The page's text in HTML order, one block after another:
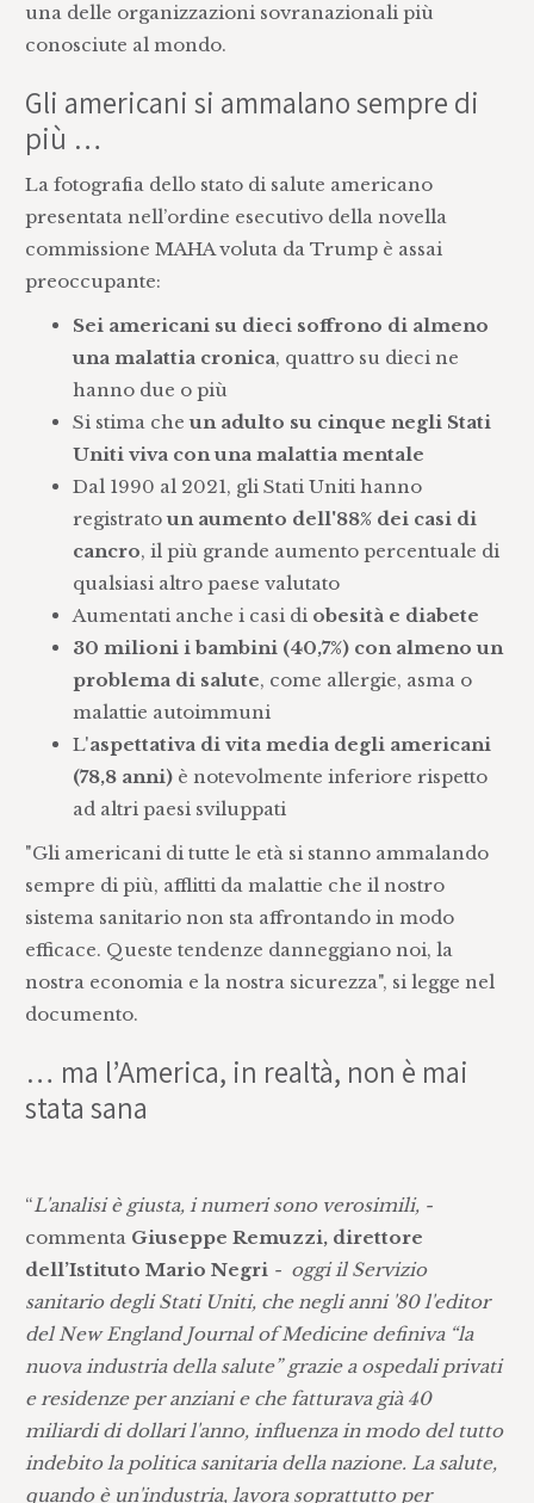
una delle organizzazioni sovranazionali più
conosciute al mondo.
Gli americani si ammalano sempre di
più …
La fotografia dello stato di salute americano
presentata nell’ordine esecutivo della novella
commissione MAHA voluta da Trump è assai
preoccupante:
Sei americani su dieci soffrono di almeno
una malattia cronica, quattro su dieci ne
hanno due o più
Si stima cheun adulto su cinque negli Stati
Uniti viva con una malattia mentale
Dal 1990 al 2021, gli Stati Uniti hanno
registratoun aumento dell'88% dei casi di
cancro, il più grande aumento percentuale di
qualsiasi altro paese valutato
Aumentati anche i casi di obesità e diabete
30 milioni i bambini (40,7%) con almeno un
problema di salute, come allergie, asma o
malattie autoimmuni
L'aspettativa di vita media degli americani
(78,8 anni) è notevolmente inferiore rispetto
ad altri paesi sviluppati
"Gli americani di tutte le età si stanno ammalando
sempre di più, afflitti da malattie che il nostro
sistema sanitario non sta affrontando in modo
efficace. Queste tendenze danneggiano noi, la
nostra economia e la nostra sicurezza", si legge nel
documento.
… ma l’America, in realtà, non è mai
stata sana
“L'analisi è giusta, i numeri sono verosimili, -
commenta Giuseppe Remuzzi, direttore
dell’Istituto Mario Negri - oggi il Servizio
sanitario degli Stati Uniti, che negli anni '80 l'editor
del New England Journal of Medicine definiva “la
nuova industria della salute” grazie a ospedali privati
e residenze per anziani e che fatturava già 40
miliardi di dollari l'anno, influenza in modo del tutto
indebito la politica sanitaria della nazione. La salute,
quando è un'industria, lavora soprattutto per